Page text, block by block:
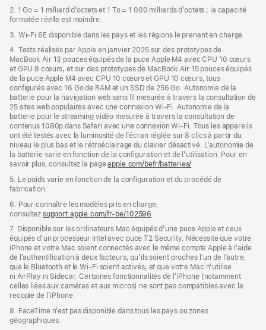
2. 1 Go = 1 milliard d’octets et 1 To = 1 000 milliards d’octets ; la capacité
formatée réelle est moindre.
3. Wi-Fi 6E disponible dans les pays et les régions le prenant en charge.
4. Tests réalisés par Apple en janvier 2025 sur des prototypes de
MacBook Air 13 pouces équipés de la puce Apple M4 avec CPU 10 cœurs
et GPU 8 cœurs, et sur des prototypes de MacBook Air 15 pouces équipés
de la puce Apple M4 avec CPU 10 cœurs et GPU 10 cœurs, tous
configurés avec 16 Go de RAM et un SSD de 256 Go. Autonomie de la
batterie pour la navigation web sans fil mesurée à travers la consultation de
25 sites web populaires avec une connexion Wi-Fi. Autonomie de la
batterie pour le streaming vidéo mesurée à travers la consultation de
contenus 1080p dans Safari avec une connexion Wi-Fi. Tous les appareils
ont été testés avec la luminosité de l’écran réglée sur 8 clics à partir du
niveau le plus bas et le rétroéclairage du clavier désactivé. L’autonomie de
la batterie varie en fonction de la configuration et de l’utilisation. Pour en
savoir plus, consultez la pageapple.com/befr/batteries/.
5. Le poids varie en fonction de la configuration et du procédé de
fabrication.
6. Pour connaître les modèles pris en charge,
consultez support.apple.com/fr-be/102596
7. Disponible sur les ordinateurs Mac équipés d’une puce Apple et ceux
équipés d’un processeur Intel avec puce T2 Security. Nécessite que votre
iPhone et votre Mac soient connectés avec le même compte Apple à l’aide
de l’authentification à deux facteurs, qu’ils soient proches l’un de l’autre,
que le Bluetooth et le Wi-Fi soient activés, et que votre Mac n’utilise
ni AirPlay ni Sidecar. Certaines fonctionnalités de l’iPhone (notamment
celles liées aux caméras et aux micros) ne sont pas compatibles avec la
recopie de l’iPhone.
8. FaceTime n’est pas disponible dans tous les pays ou zones
géographiques.